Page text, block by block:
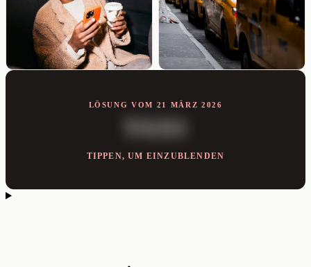
LÖSUNG VOM 21 MÄRZ 2026
TAXI
TIPPEN, UM EINZUBLENDEN